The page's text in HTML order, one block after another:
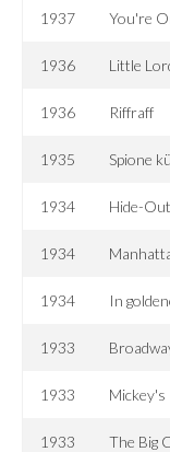
1937 You're
1936 Little
1936 Riffraff
1935 Spione
1934 Hide-Out
1934
1934 In
1933
1933 Mickey's
1933 The Big